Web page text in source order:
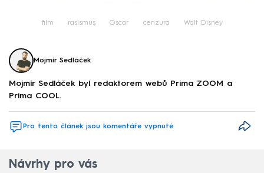
film rasismus Oscar cenzura Walt Disney
Mojmír Sedláček
Mojmír Sedláček byl redaktorem webů Prima ZOOM a
Prima COOL.
Pro tento článek jsou komentáře vypnuté
Návrhy pro vás